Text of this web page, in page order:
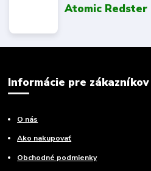
Atomic Redster
Informácie pre zákazníkov
O nás
Ako nakupovať
Obchodné podmienky